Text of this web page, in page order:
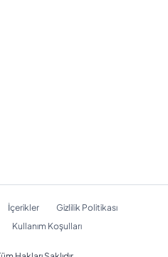
İçerikler
Gizlilik Politikası
Kullanım Koşulları